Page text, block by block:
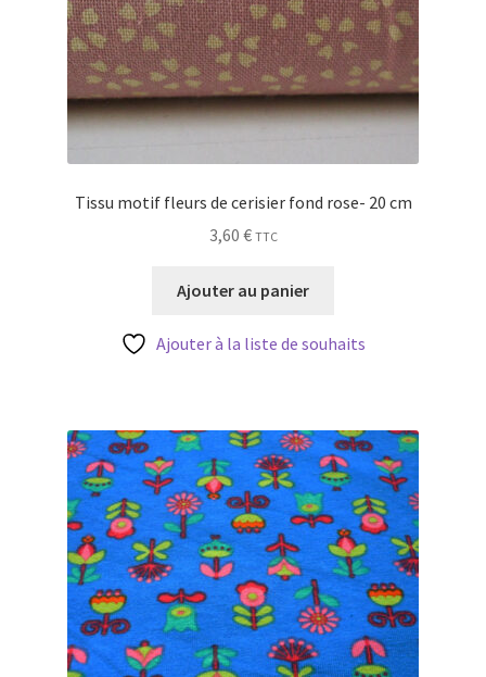
Tissu motif fleurs de cerisier fond rose- 20 cm
3,60 € TTC
Ajouter au panier
Ajouter à la liste de souhaits